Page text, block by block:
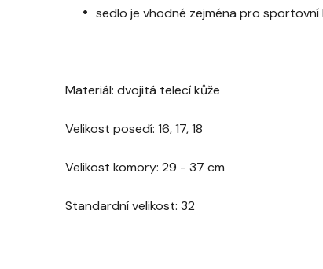
sedlo je vhodné zejména pro
Materiál: dvojitá telecí kůže
Velikost posedí: 16, 17, 18
Velikost komory: 29 - 37 cm
Standardní velikost: 32